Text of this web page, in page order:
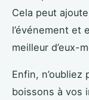
Cela peut
l’événement et
meilleur d’eux-
Enfin,
boissons à vos